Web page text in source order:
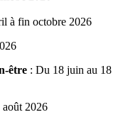
à fin octobre 2026
être : Du 18 juin au 18
2026